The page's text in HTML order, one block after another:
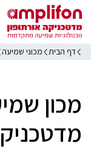
דף הבית מכוני שמיעה
מכון